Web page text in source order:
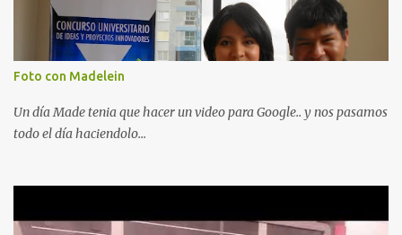
Foto con Madelein
Un día Made tenia que hacer un video para Google.. y nos pasamos
todo el día haciendolo...